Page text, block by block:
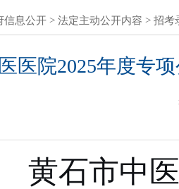
信息公开 > 法定主动公开内容 > 招考
医院2025年度专
黄石市中